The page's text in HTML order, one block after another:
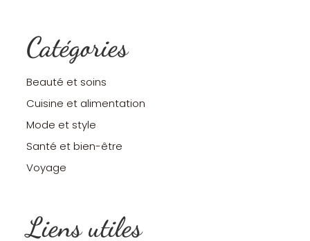
Catégories
Beauté et soins
Cuisine et alimentation
Mode et style
Santé et bien-être
Voyage
Liens utiles